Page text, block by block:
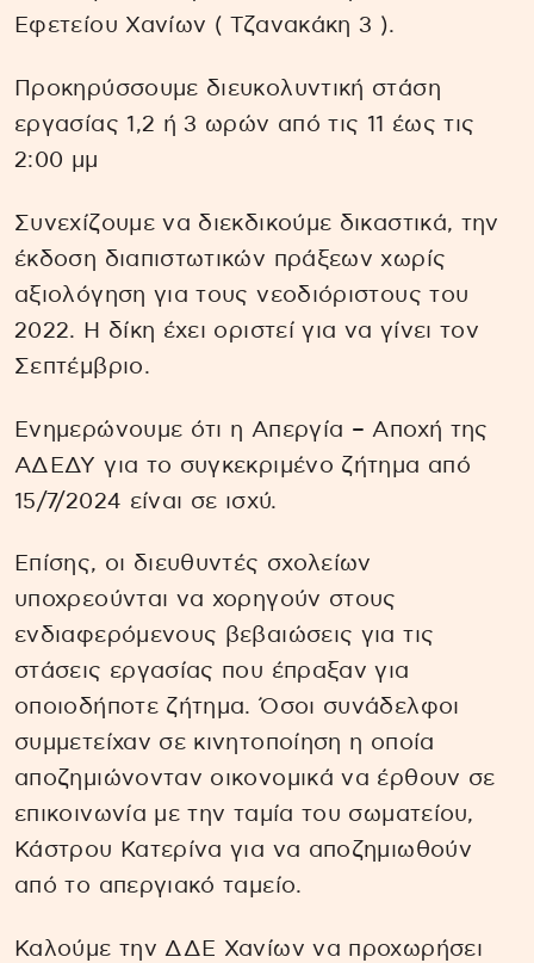
Εφετείου Χανίων ( Τζανακάκη 3 ).
Προκηρύσσουμε διευκολυντική στάση
εργασίας 1,2 ή 3 ωρών από τις 11 έως τις
2:00 μμ
Συνεχίζουμε να διεκδικούμε δικαστικά, την
έκδοση διαπιστωτικών πράξεων χωρίς
αξιολόγηση για τους νεοδιόριστους του
2022. Η δίκη έχει οριστεί για να γίνει τον
Σεπτέμβριο.
Ενημερώνουμε ότι η Απεργία – Αποχή της
ΑΔΕΔΥ για το συγκεκριμένο ζήτημα από
15/7/2024 είναι σε ισχύ.
Επίσης, οι διευθυντές σχολείων
υποχρεούνται να χορηγούν στους
ενδιαφερόμενους βεβαιώσεις για τις
στάσεις εργασίας που έπραξαν για
οποιοδήποτε ζήτημα. Όσοι συνάδελφοι
συμμετείχαν σε κινητοποίηση η οποία
αποζημιώνονταν οικονομικά να έρθουν σε
επικοινωνία με την ταμία του σωματείου,
Κάστρου Κατερίνα για να αποζημιωθούν
από το απεργιακό ταμείο.
Καλούμε την ΔΔΕ Χανίων να προχωρήσει